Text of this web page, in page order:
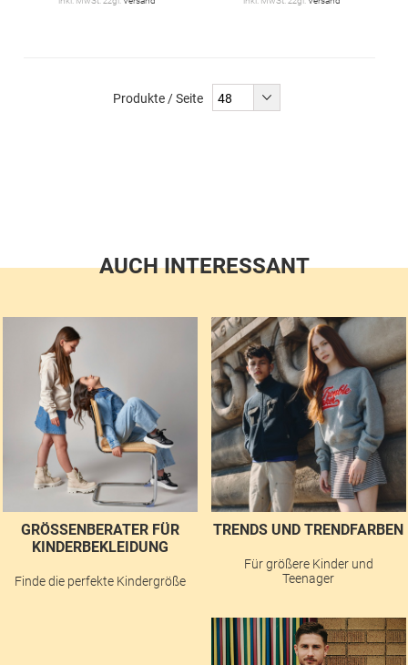
Produkte / Seite
AUCH INTERESSANT
GRÖSSENBERATER FÜR K
INDERBEKLEIDUNG
Finde die perfekte Kindergröße
TRENDS UND TRENDFARBEN
Für größere Kinder und
Teenager